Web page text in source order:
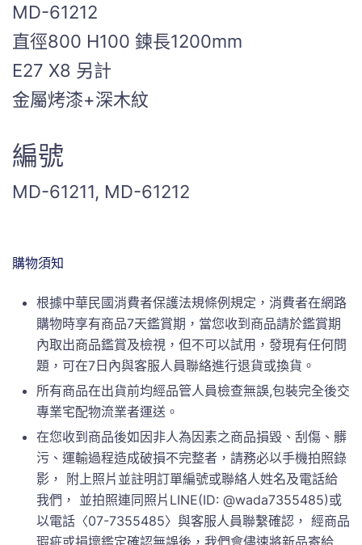
MD-61212
直徑800 H100 鍊長1200mm
E27 X8 另計
金屬烤漆+深木紋
編號
MD-61211, MD-61212
購物須知
根據中華民國消費者保護法規條例規定，消費者在網路
購物時享有商品7天鑑賞期，當您收到商品請於鑑賞期
內取出商品鑑賞及檢視，但不可以試用，發現有任何問
題，可在7日內與客服人員聯絡進行退貨或換貨。
所有商品在出貨前均經品管人員檢查無誤,包裝完全後交
專業宅配物流業者運送。
在您收到商品後如因非人為因素之商品損毀、刮傷、髒
污、運輸過程造成破損不完整者，請務必以手機拍照錄
影， 附上照片並註明訂單編號或聯絡人姓名及電話給
我們， 並拍照連同照片LINE(ID: @wada7355485)或
以電話〈07-7355485〉與客服人員聯繫確認， 經商品
瑕疵或損壞鑑定確認無誤後，我們會儘速將新品寄給